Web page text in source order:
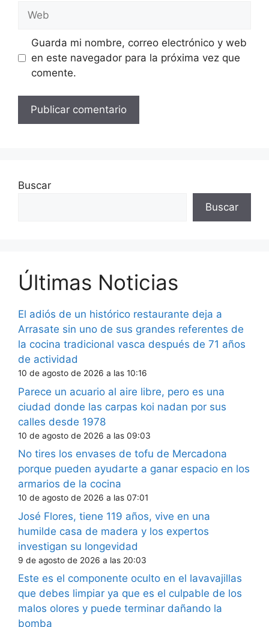
Guarda mi nombre, correo electrónico y web
en este navegador para la próxima vez que
comente.
Buscar
Buscar
Últimas Noticias
El adiós de un histórico restaurante deja a
Arrasate sin uno de sus grandes referentes de
la cocina tradicional vasca después de 71 años
de actividad
10 de agosto de 2026 a las 10:16
Parece un acuario al aire libre, pero es una
ciudad donde las carpas koi nadan por sus
calles desde 1978
10 de agosto de 2026 a las 09:03
No tires los envases de tofu de Mercadona
porque pueden ayudarte a ganar espacio en los
armarios de la cocina
10 de agosto de 2026 a las 07:01
José Flores, tiene 119 años, vive en una
humilde casa de madera y los expertos
investigan su longevidad
9 de agosto de 2026 a las 20:03
Este es el componente oculto en el lavavajillas
que debes limpiar ya que es el culpable de los
malos olores y puede terminar dañando la
bomba